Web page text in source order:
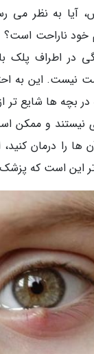
آیا به نظر می
ناراحت است؟
در اطراف پلک
نیست. این به
بچه ها شایع تر
و ممکن
ها را درمان
تر این است که پزشک